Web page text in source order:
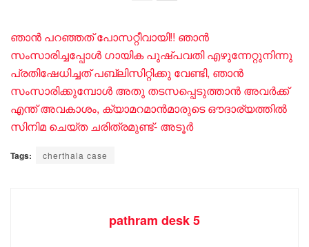
ഞാൻ പറ‍ഞ്ഞത് പോസറ്റീവായി!! ഞാൻ
സംസാരിച്ചപ്പോൾ ഗായിക പുഷ്പവതി എഴുന്നേറ്റുനിന്നു
പ്രതിഷേധിച്ചത് പബ്ലിസിറ്റിക്കു വേണ്ടി, ഞാൻ
സംസാരിക്കുമ്പോൾ അതു തടസപ്പെടുത്താൻ അവർക്ക്
എന്ത് അവകാശം, ക്യാമറമാൻമാരുടെ ഔദാര്യത്തിൽ
സിനിമ ചെയ്ത ചരിത്രമുണ്ട്- അടൂർ
Tags: cherthala case
pathram desk 5